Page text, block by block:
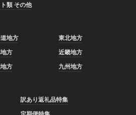
類 その他
地方
東北地方
方
近畿地方
方 九州地方
訳あり返礼品特集